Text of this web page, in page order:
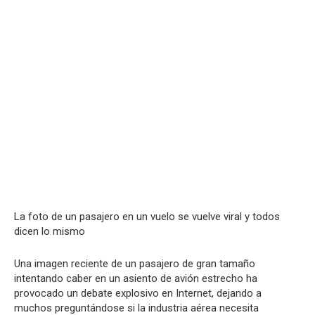
La foto de un pasajero en un vuelo se vuelve viral y todos
dicen lo mismo
Una imagen reciente de un pasajero de gran tamaño
intentando caber en un asiento de avión estrecho ha
provocado un debate explosivo en Internet, dejando a
muchos preguntándose si la industria aérea necesita